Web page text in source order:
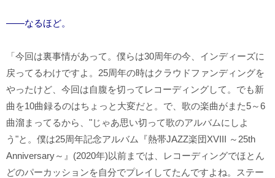
――なるほど。
「今回は裏事情があって。僕らは30周年の今、インディーズに
戻ってるわけですよ。25周年の時はクラウドファンディングを
やったけど、今回は自腹を切ってレコーディングして。でも新
曲を10曲録るのはちょっと大変だと。で、歌の楽曲がまた5～6
曲溜まってるから、"じゃあ思い切って歌のアルバムにしよ
う"と。僕は25周年記念アルバム『熱帯JAZZ楽団XVIII ～25th
Anniversary～』(2020年)以前までは、レコーディングでほとん
どのパーカッションを自分でプレイしてたんですよね。ステー